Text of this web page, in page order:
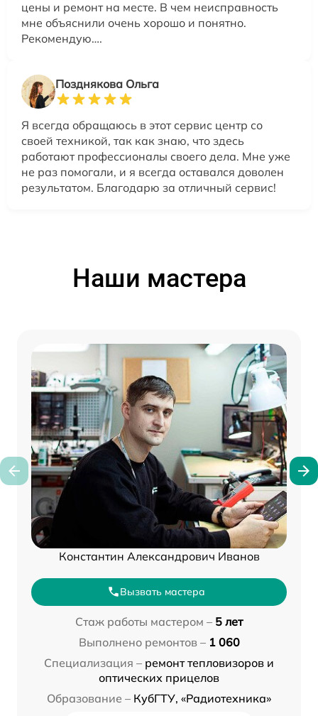
цены и ремонт на месте. В чем неисправность
мне объяснили очень хорошо и понятно.
Рекомендую….
Позднякова Ольга
Я всегда обращаюсь в этот сервис центр со
своей техникой, так как знаю, что здесь
работают профессионалы своего дела. Мне уже
не раз помогали, и я всегда оставался доволен
результатом. Благодарю за отличный сервис!
Наши мастера
Константин Александрович Иванов
Вызвать мастера
Стаж работы мастером – 5 лет
Выполнено ремонтов – 1 060
Специализация – ремонт тепловизоров и
оптических прицелов
Образование – КубГТУ, «Радиотехника»